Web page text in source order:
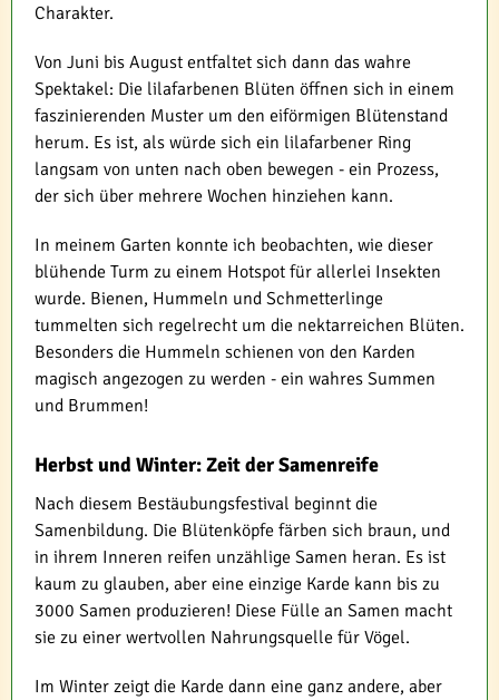
Charakter.
Von Juni bis August entfaltet sich dann das wahre
Spektakel: Die lilafarbenen Blüten öffnen sich in einem
faszinierenden Muster um den eiförmigen Blütenstand
herum. Es ist, als würde sich ein lilafarbener Ring
langsam von unten nach oben bewegen - ein Prozess,
der sich über mehrere Wochen hinziehen kann.
In meinem Garten konnte ich beobachten, wie dieser
blühende Turm zu einem Hotspot für allerlei Insekten
wurde. Bienen, Hummeln und Schmetterlinge
tummelten sich regelrecht um die nektarreichen Blüten.
Besonders die Hummeln schienen von den Karden
magisch angezogen zu werden - ein wahres Summen
und Brummen!
Herbst und Winter: Zeit der Samenreife
Nach diesem Bestäubungsfestival beginnt die
Samenbildung. Die Blütenköpfe färben sich braun, und
in ihrem Inneren reifen unzählige Samen heran. Es ist
kaum zu glauben, aber eine einzige Karde kann bis zu
3000 Samen produzieren! Diese Fülle an Samen macht
sie zu einer wertvollen Nahrungsquelle für Vögel.
Im Winter zeigt die Karde dann eine ganz andere, aber